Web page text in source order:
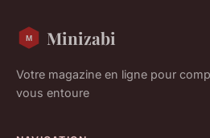
Minizabi
Votre magazine en ligne pour
vous entoure